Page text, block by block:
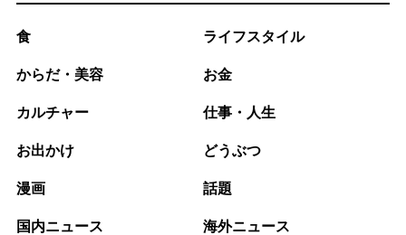
食 ライフスタイル
からだ・美容 お金
カルチャー 仕事・人生
お出かけ どうぶつ
漫画 話題
国内ニュース 海外ニュース